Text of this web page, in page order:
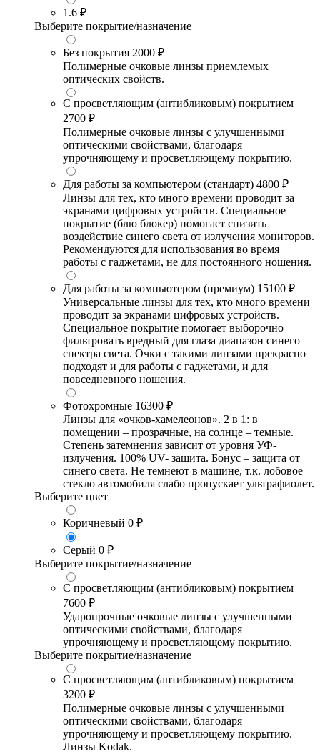
1.6 ₽
Выберите покрытие/назначение
Без покрытия 2000 ₽
Полимерные очковые линзы приемлемых
оптических свойств.
С просветляющим (антибликовым) покрытием
2700 ₽
Полимерные очковые линзы с улучшенными
оптическими свойствами, благодаря
упрочняющему и просветляющему покрытию.
Для работы за компьютером (стандарт) 4800 ₽
Линзы для тех, кто много времени проводит за
экранами цифровых устройств. Специальное
покрытие (блю блокер) помогает снизить
воздействие синего света от излучения мониторов.
Рекомендуются для использования во время
работы с гаджетами, не для постоянного ношения.
Для работы за компьютером (премиум) 15100 ₽
Универсальные линзы для тех, кто много времени
проводит за экранами цифровых устройств.
Специальное покрытие помогает выборочно
фильтровать вредный для глаза диапазон синего
спектра света. Очки с такими линзами прекрасно
подходят и для работы с гаджетами, и для
повседневного ношения.
Фотохромные 16300 ₽
Линзы для «очков-хамелеонов». 2 в 1: в
помещении – прозрачные, на солнце – темные.
Степень затемнения зависит от уровня УФ-
излучения. 100% UV- защита. Бонус – защита от
синего света. Не темнеют в машине, т.к. лобовое
стекло автомобиля слабо пропускает ультрафиолет.
Выберите цвет
Коричневый 0 ₽
Серый 0 ₽
Выберите покрытие/назначение
С просветляющим (антибликовым) покрытием
7600 ₽
Ударопрочные очковые линзы с улучшенными
оптическими свойствами, благодаря
упрочняющему и просветляющему покрытию.
Выберите покрытие/назначение
С просветляющим (антибликовым) покрытием
3200 ₽
Полимерные очковые линзы с улучшенными
оптическими свойствами, благодаря
упрочняющему и просветляющему покрытию.
Линзы Kodak.